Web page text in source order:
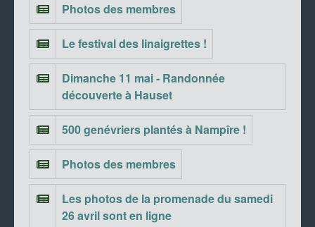
Photos des membres
Le festival des linaigrettes !
Dimanche 11 mai - Randonnée
découverte à Hauset
500 genévriers plantés à Nampîre !
Photos des membres
Les photos de la promenade du samedi
26 avril sont en ligne